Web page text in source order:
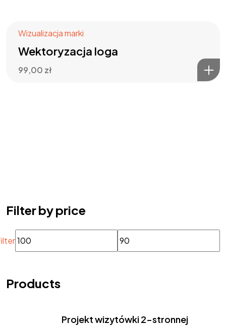
Wizualizacja marki
Wektoryzacja loga
99,00 zł
Filter by price
Products
Projekt wizytówki 2-stronnej